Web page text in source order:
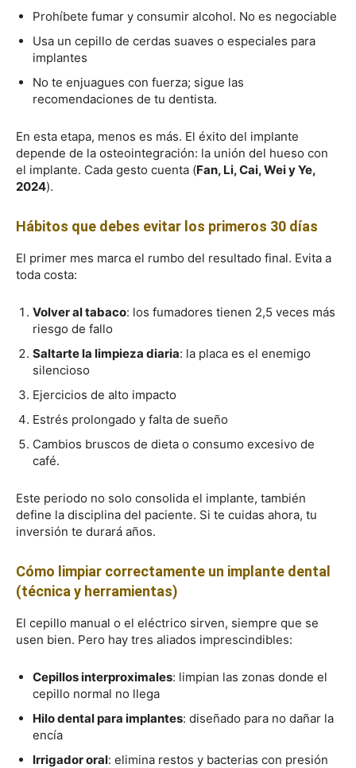
Prohíbete fumar y consumir alcohol. No es negociable
Usa un cepillo de cerdas suaves o especiales para
implantes
No te enjuagues con fuerza; sigue las
recomendaciones de tu dentista.
En esta etapa, menos es más. El éxito del implante
depende de la osteointegración: la unión del hueso con
el implante. Cada gesto cuenta (Fan, Li, Cai, Wei y Ye,
2024).
Hábitos que debes evitar los primeros 30 días
El primer mes marca el rumbo del resultado final. Evita a
toda costa:
Volver al tabaco: los fumadores tienen 2,5 veces más
riesgo de fallo
Saltarte la limpieza diaria: la placa es el enemigo
silencioso
Ejercicios de alto impacto
Estrés prolongado y falta de sueño
Cambios bruscos de dieta o consumo excesivo de
café.
Este periodo no solo consolida el implante, también
define la disciplina del paciente. Si te cuidas ahora, tu
inversión te durará años.
Cómo limpiar correctamente un implante dental
(técnica y herramientas)
El cepillo manual o el eléctrico sirven, siempre que se
usen bien. Pero hay tres aliados imprescindibles:
Cepillos interproximales: limpian las zonas donde el
cepillo normal no llega
Hilo dental para implantes: diseñado para no dañar la
encía
Irrigador oral: elimina restos y bacterias con presión